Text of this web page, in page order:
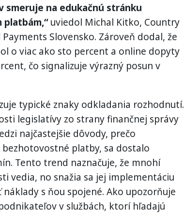
na edukačnú stránku
uviedol Michal Kitko, Country
Slovensko. Zároveň dodal, že
o viac ako sto percent a online dopyty
čo signalizuje výrazný posun v
typické znaky odkladania rozhodnutí.
legislatívy zo strany finančnej správy
najčastejšie dôvody, prečo
platby, sa dostalo
Tento trend naznačuje, že mnohí
vedia, no snažia sa jej implementáciu
s ňou spojené. Ako upozorňuje
v službách, ktorí hľadajú